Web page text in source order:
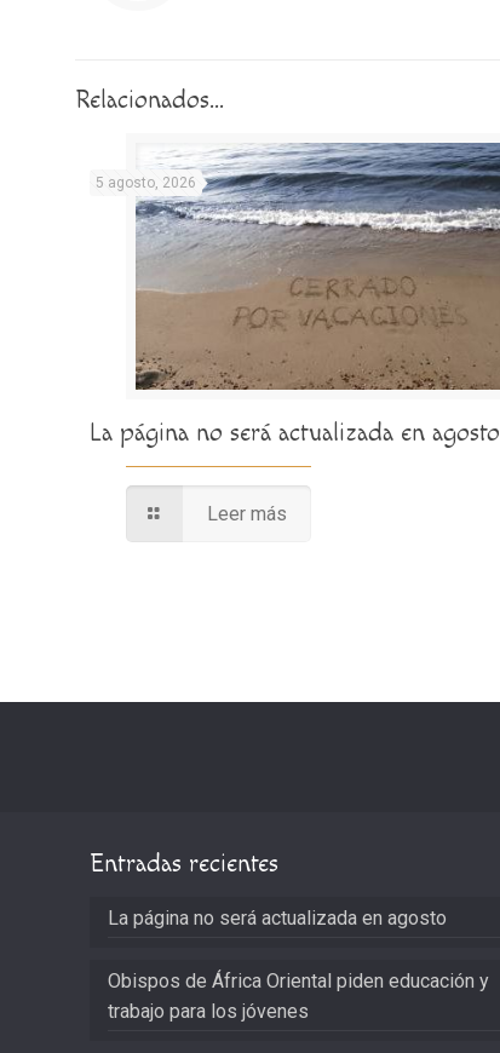
Relacionados...
5 agosto, 2026
La página no será actualizada en agosto
Leer más
Entradas recientes
La página no será actualizada en agosto
Obispos de África Oriental piden educación y
trabajo para los jóvenes